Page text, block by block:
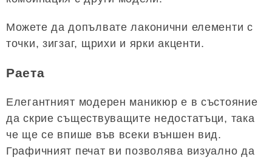
Можете да допълвате лаконични елементи с
точки, зигзаг, щрихи и ярки акценти.
Раета
Елегантният модерен маникюр е в състояние
да скрие съществуващите недостатъци, така
че ще се впише във всеки външен вид.
Графичният печат ви позволява визуално да